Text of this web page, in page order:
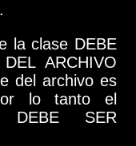
la clase DEBE
ARCHIVO
del archivo es
lo tanto el
SER